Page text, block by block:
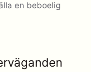
en beboelig